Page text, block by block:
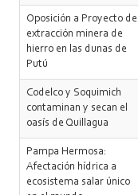
Oposición a Proyecto de
extracción minera de
hierro en las dunas de
Putú
Codelco y Soquimich
contaminan y secan el
oasís de Quillagua
Pampa Hermosa:
Afectación hídrica a
ecosistema salar único